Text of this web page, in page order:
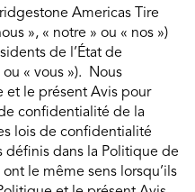
Americas Tire
», « notre » ou « nos »)
de l’État de
« vous »). Nous
et le présent Avis pour
confidentialité de la
lois de confidentialité
définis dans la Politique de
le même sens lorsqu’ils